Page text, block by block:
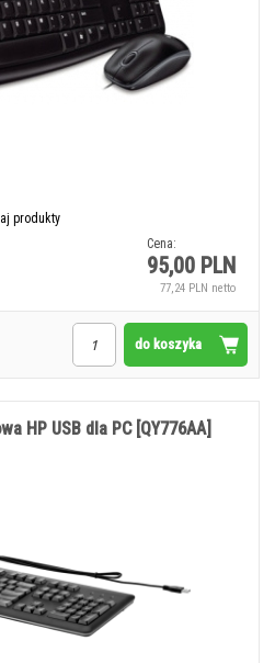
produkty
Cena:
95,00 PLN
77,24 PLN netto
do koszyka
HP USB dla PC [QY776AA]